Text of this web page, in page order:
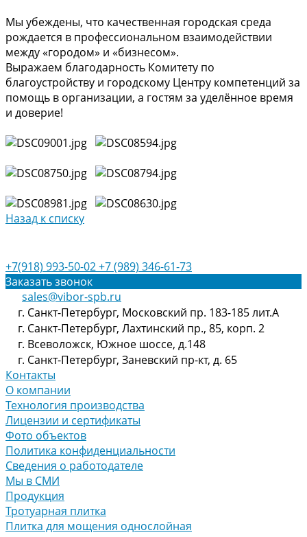
Мы убеждены, что качественная городская среда
рождается в профессиональном взаимодействии
между «городом» и «бизнесом».
Выражаем благодарность Комитету по
благоустройству и городскому Центру компетенций за
помощь в организации, а гостям за уделённое время
и доверие!
Назад к списку
+7(918) 993-50-02+7 (989) 346-61-73
Заказать звонок
sales@vibor-spb.ru
г. Санкт-Петербург, Московский пр. 183-185 лит.А
г. Санкт-Петербург, Лахтинский пр., 85, корп. 2
г. Всеволожск, Южное шоссе, д.148
г. Санкт-Петербург, Заневский пр-кт, д. 65
Контакты
О компании
Технология производства
Лицензии и сертификаты
Фото объектов
Политика конфиденциальности
Сведения о работодателе
Мы в СМИ
Продукция
Тротуарная плитка
Плитка для мощения однослойная